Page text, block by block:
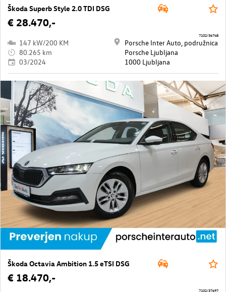
Škoda Superb Style 2.0 TDI DSG
€ 28.470,-
147 kW/200 KM
80.265 km
03/2024
Porsche Inter Auto, podružnica
Porsche Ljubljana
1000 Ljubljana
7102/36748
Škoda Octavia Ambition 1.5 eTSI DSG
€ 18.470,-
7102/37697